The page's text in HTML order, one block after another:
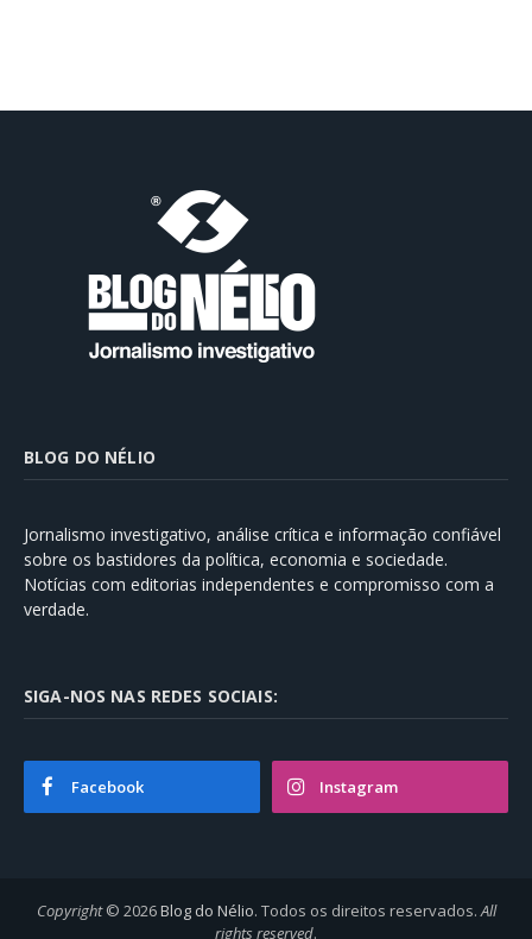
BLOG DO NÉLIO
Jornalismo investigativo, análise crítica e informação confiável
sobre os bastidores da política, economia e sociedade.
Notícias com editorias independentes e compromisso com a
verdade.
SIGA-NOS NAS REDES SOCIAIS:
Facebook Instagram
Copyright© 2026Blog do Nélio. Todos os direitos reservados.All
rights reserved.